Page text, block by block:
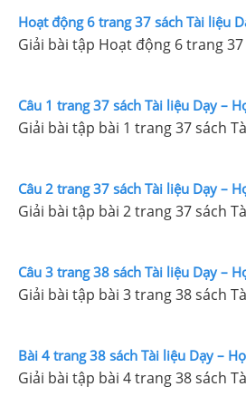
Hoạt động 6 trang 37 sách Tài liệu
Giải bài tập Hoạt động 6 trang
Câu 1 trang 37 sách Tài liệu Dạy –
Giải bài tập bài 1 trang 37 sách
Câu 2 trang 37 sách Tài liệu Dạy –
Giải bài tập bài 2 trang 37 sách
Câu 3 trang 38 sách Tài liệu Dạy –
Giải bài tập bài 3 trang 38 sách
Bài 4 trang 38 sách Tài liệu Dạy –
Giải bài tập bài 4 trang 38 sách